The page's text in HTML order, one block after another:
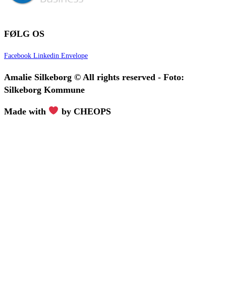
FØLG OS
Facebook Linkedin Envelope
Amalie Silkeborg © All rights reserved - Foto:
Silkeborg Kommune
Made with by CHEOPS